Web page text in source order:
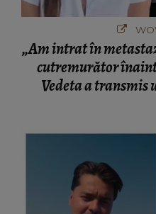
„Am intrat în
cutremurător
Vedeta a transmis